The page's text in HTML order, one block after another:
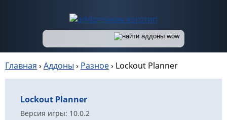
Главная › Аддоны › Разное› Lockout Planner
Lockout Planner
Версия игры: 10.0.2